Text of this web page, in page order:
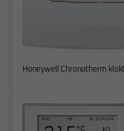
Honeywell Chronotherm